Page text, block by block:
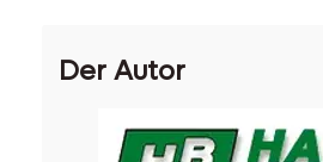
Der Autor